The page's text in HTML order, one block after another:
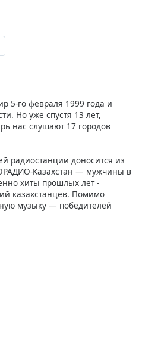
5-го февраля 1999 года и
Но уже спустя 13 лет,
нас слушают 17 городов
радиостанции доносится из
Казахстан — мужчины в
хиты прошлых лет -
казахстанцев. Помимо
музыку — победителей